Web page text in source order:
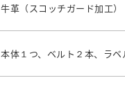
牛革（スコッチガード加工）
本体１つ、ベルト２本、ラ